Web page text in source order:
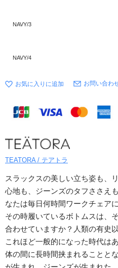
NAVY/3
NAVY/4
お問い合わ
TEATORA / テアトラ
スラックスの美しい立ち姿も、
心地も、ジーンズのタフささえ
なたは毎日何時間ワークチェア
その時履いているボトムスは、
合わせていますか？人類の有史
これほど一般的になった時代は
体の間に長時間挟まれることと